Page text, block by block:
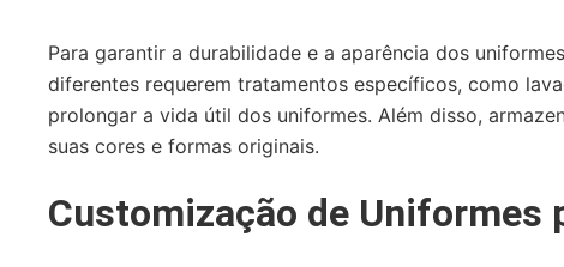
Para garantir a durabilidade e a aparência dos
diferentes requerem tratamentos específicos, como
prolongar a vida útil dos uniformes. Além disso,
suas cores e formas originais.
Customização de Uniformes